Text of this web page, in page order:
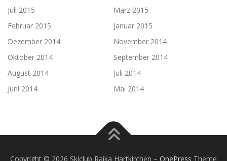
Juli 2015
März 2015
Februar 2015
Januar 2015
Dezember 2014
November 2014
Oktober 2014
September 2014
August 2014
Juli 2014
Juni 2014
Mai 2014
Copyright © 2026 Skiclub Raika Hartkirchen – OnePress Theme